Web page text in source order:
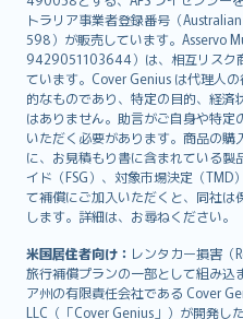
トラリア事業者登録番号（
598）が販売しています。Asservo
9429051103644）は、相互リスク
ています。Cover Genius は代理人
的なものであり、特定の目的、経
はありません。助言がご自身や特
いただく必要があります。商品の
に、お見積もり書に含まれている製
イド（FSG）、対象市場決定（TMD
て補償にご加入いただくと、同社は
します。詳細は、お尋ねください。
米国居住者向け： レンタカー損害（
旅行補償プランの一部として組み込
ア州の有限責任会社である Cover
LLC（「Cover Genius」）が開発し
한국어
dansk
norsk
suomi
العربيّة
Türkçe
česky
Русский
български
català